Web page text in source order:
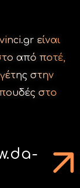
είναι
από ποτέ,
στην
στο